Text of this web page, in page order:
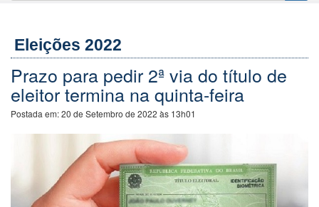
Eleições 2022
Prazo para pedir 2ª via do título de
eleitor termina na quinta-feira
Postada em:20 de Setembro de 2022 às 13h01